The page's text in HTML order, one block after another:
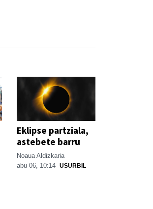
Eklipse partziala,
astebete barru
Noaua Aldizkaria
abu 06, 10:14 USURBIL